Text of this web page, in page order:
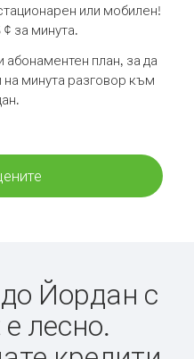
или мобилен!
¢ за минута.
абонаментен план, за да
на минута разговор към
Йордан с
лесно.